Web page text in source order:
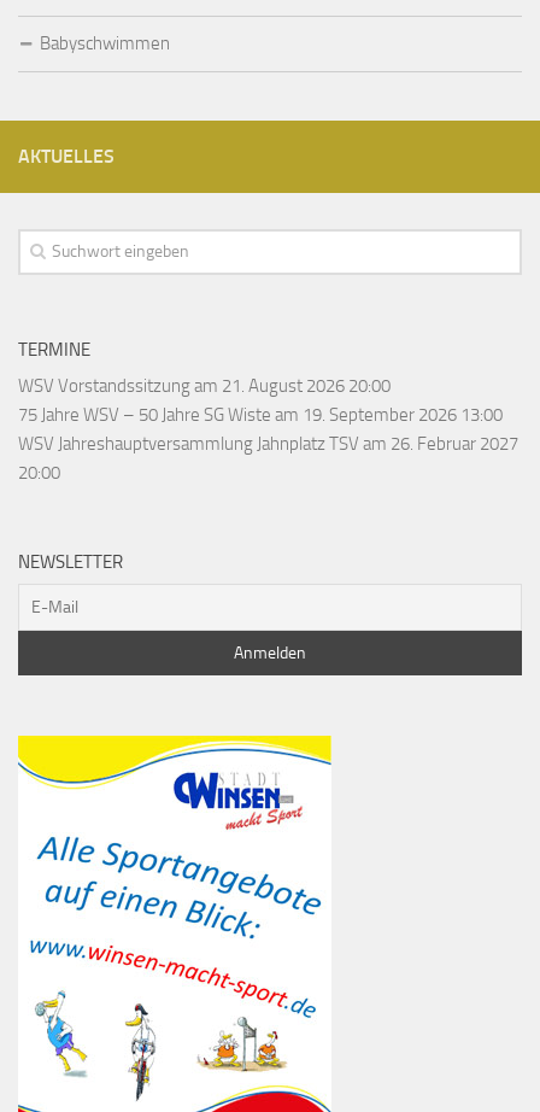
Babyschwimmen
AKTUELLES
TERMINE
WSV Vorstandssitzungam 21. August 2026 20:00
75 Jahre WSV – 50 Jahre SG Wiste am 19. September 2026 13:00
WSV Jahreshauptversammlung Jahnplatz TSV am 26. Februar 2027
20:00
NEWSLETTER